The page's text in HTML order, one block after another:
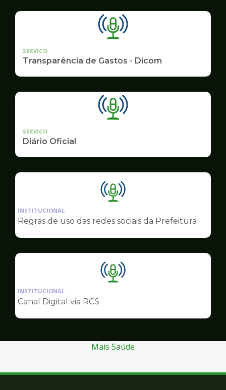
SERVICO
Transparência de Gastos - Dicom
SERVICO
Diário Oficial
Ilustração
pagina
Comunicação
INSTITUCIONAL
Regras de uso das redes sociais da Prefeitura
Ilustração
Comunicação
INSTITUCIONAL
Canal Digital via RCS
Mais Saúde